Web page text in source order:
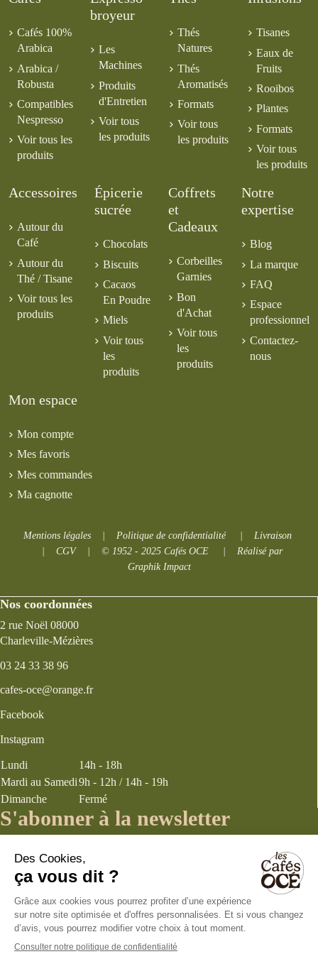
Cafés 100%
Arabica
Arabica /
Robusta
Compatibles
Nespresso
Voir tous les
produits
broyeur
Les
Machines
Produits
d'Entretien
Voir tous
les produits
Thés
Natures
Thés
Aromatisés
Formats
Voir tous
les produits
Tisanes
Eaux de
Fruits
Rooibos
Plantes
Formats
Voir tous
les produits
Accessoires
Autour du
Café
Autour du
Thé / Tisane
Voir tous les
produits
Épicerie
sucrée
Chocolats
Biscuits
Cacaos
En Poudre
Miels
Voir tous
les
produits
Coffrets
et
Cadeaux
Corbeilles
Garnies
Bon
d'Achat
Voir tous
les
produits
Notre
expertise
Blog
La marque
FAQ
Espace
professionnel
Contactez-
nous
Mon espace
Mon compte
Mes favoris
Mes commandes
Ma cagnotte
Mentions légales Politique de confidentialité| Livraison
CGV| © 1952 - 2025 Cafés OCE| Réalisé par
Graphik Impact
Nos coordonnées
2 rue Noël 08000
Charleville-Mézières
03 24 33 38 96
cafes-oce@orange.fr
Facebook
Instagram
Lundi
14h - 18h
Mardi au Samedi9h - 12h / 14h - 19h
Dimanche
Fermé
S'abonner à la newsletter
J’accepte les
énoncés dans la page politique de
confidentialité concernant la collecte d’informations